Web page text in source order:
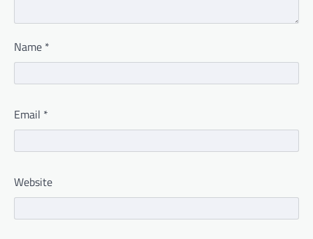
Name *
Email *
Website